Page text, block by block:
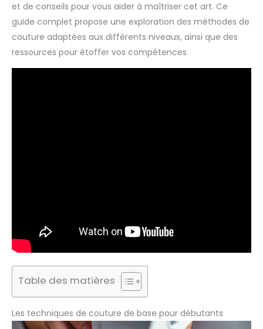
et de conseils pour vous aider à maîtriser cet art. Ce
guide complet propose une exploration des méthodes de
couture adaptées aux différents niveaux, ainsi que des
ressources pour étoffer vos compétences.
Table des matières
Les techniques de couture de base pour débutants